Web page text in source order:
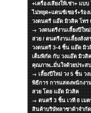
+เครื่องเสียงให้เช่า+ แ
ไม่หยุด+แดนซ์เซอร์+ร้อ
วงดนตรี แอ๊ด มิวสิค โทร
วงดนตรีงานเลี้ยงปีให
สวย / ดนตรีงานเลี้ยงสัง
วงดนตรี 3-4 ชิ้น แอ๊ด มิ
เต็มพิกัด กับ วงแอ๊ด มิวสิ
คุณภาพ..มั่นใจด้วยประส
เลี้ยงปีใหม่ วง 5 ชิ้น
พิธีการ การแสดงพนักงา
สวย โดย แอ๊ด มิวสิค
ดนตรี 3 ชิ้น เวที 8 เม
สินค้าบริษัทลาซาด้าจำกั